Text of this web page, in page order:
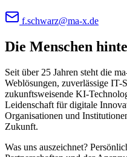
f.schwarz@ma-x.de
Die Menschen
Seit über 25 Jahren steht die
Weblösungen, zuverlässige
zukunftsweisende KI-
Leidenschaft für digitale
Organisationen und
Zukunft.
Was uns auszeichnet?